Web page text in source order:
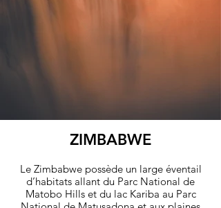
ZIMBABWE
Le Zimbabwe possède un large éventail
d’habitats allant du Parc National de
Matobo Hills et du lac Kariba au Parc